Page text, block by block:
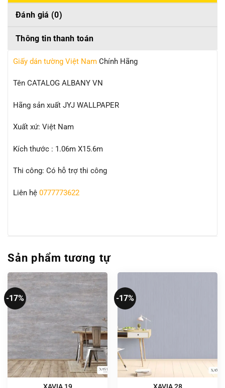
Đánh giá (0)
Thông tin thanh toán
Giấy dán tường Việt Nam Chính Hãng
Tên CATALOG ALBANY VN
Hãng sản xuất JYJ WALLPAPER
Xuất xứ: Việt Nam
Kích thước : 1.06m X15.6m
Thi công: Có hỗ trợ thi công
Liên hệ 0777773622
Sản phẩm tương tự
-17% -17%